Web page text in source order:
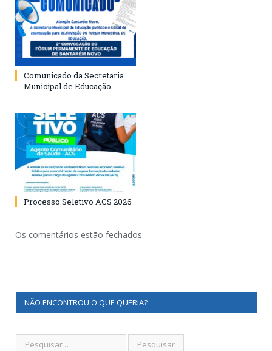
Comunicado da Secretaria
Municipal de Educação
Processo Seletivo ACS 2026
Os comentários estão fechados.
NÃO ENCONTROU O QUE QUERIA?